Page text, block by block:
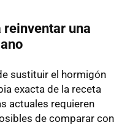
reinventar una
sustituir el hormigón
exacta de la receta
actuales requieren
de comparar con